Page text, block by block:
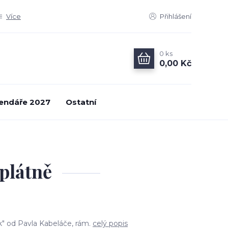
Více Přihlášení
0 ks
0,00 Kč
2027 Ostatní
od Pavla Kabeláče, rám. celý popis